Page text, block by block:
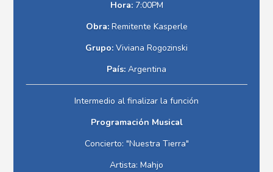
Hora: 7:00PM
Obra:Remitente Kasperle
Grupo: Viviana Rogozinski
País: Argentina
Intermedio al finalizar la función
Programación Musical
Concierto: "Nuestra Tierra"
Artista: Mahjo